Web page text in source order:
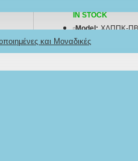
και Μοναδικές
IN STOCK
Model: ΧΔΠΠΚ-ΠΒ